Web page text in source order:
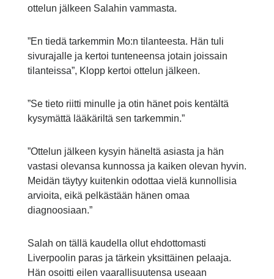
ottelun jälkeen Salahin vammasta.
”En tiedä tarkemmin Mo:n tilanteesta. Hän tuli
sivurajalle ja kertoi tunteneensa jotain joissain
tilanteissa”, Klopp kertoi ottelun jälkeen.
”Se tieto riitti minulle ja otin hänet pois kentältä
kysymättä lääkäriltä sen tarkemmin.”
”Ottelun jälkeen kysyin häneltä asiasta ja hän
vastasi olevansa kunnossa ja kaiken olevan hyvin.
Meidän täytyy kuitenkin odottaa vielä kunnollisia
arvioita, eikä pelkästään hänen omaa
diagnoosiaan.”
Salah on tällä kaudella ollut ehdottomasti
Liverpoolin paras ja tärkein yksittäinen pelaaja.
Hän osoitti eilen vaarallisuutensa useaan